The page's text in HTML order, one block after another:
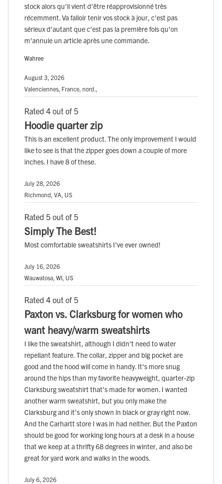
stock alors qu'il vient d'être réapprovisionné très
récemment. Va falloir tenir vos stock à jour, c'est pas
sérieux d'autant que c'est pas la première fois qu'on
m'annule un article après une commande.
Wahree
August 3, 2026
Valenciennes, France, nord.,
Rated 4 out of 5
Hoodie quarter zip
This is an excellent product. The only improvement I would
like to see is that the zipper goes down a couple of more
inches. I have 8 of these.
July 28, 2026
Richmond, VA, US
Rated 5 out of 5
Simply The Best!
Most comfortable sweatshirts I've ever owned!
July 16, 2026
Wauwatosa, WI, US
Rated 4 out of 5
Paxton vs. Clarksburg for women who
want heavy/warm sweatshirts
I like the sweatshirt, although I didn't need to water
repellant feature. The collar, zipper and big pocket are
good and the hood will come in handy. It's more snug
around the hips than my favorite heavyweight, quarter-zip
Clarksburg sweatshirt that's made for women. I wanted
another warm sweatshirt, but you only make the
Clarksburg and it's only shown in black or gray right now.
And the Carhartt store I was in had neither. But the Paxton
should be good for working long hours at a desk in a house
that we keep at a thrifty 68 degrees in winter, and also be
great for yard work and walks in the woods.
July 6, 2026